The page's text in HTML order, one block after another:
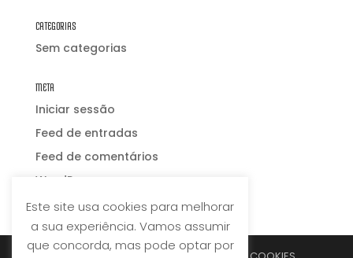
CATEGORIAS
Sem categorias
META
Iniciar sessão
Feed de entradas
Feed de comentários
WordPress.org
Este site usa cookies para melhorar
a sua experiência. Vamos assumir
que concorda, mas pode optar por